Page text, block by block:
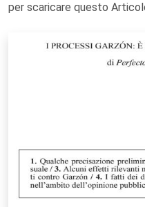
per scaricare questo